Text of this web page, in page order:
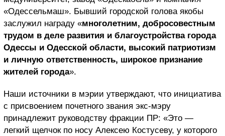
«Одессельмаш». Бывший городской голова якобы
заслужил награду «многолетним, добросовестным
трудом в деле развития и благоустройства города
Одессы и Одесской области, высокий патриотизм
и личную ответственность, широкое признание
жителей города».
Наши источники в мэрии утверждают, что инициатива
с присвоением почетного звания экс-мэру
принадлежит руководству фракции ПР: «Это —
легкий щелчок по носу Алексею Костусеву, у которого